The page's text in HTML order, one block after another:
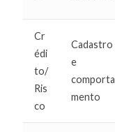
Cr
édi
to/
Ris
co
Cadastro
e
comporta
mento